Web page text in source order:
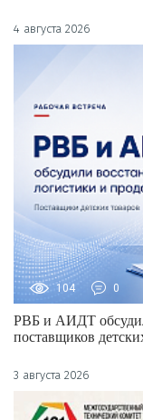
4 августа 2026
104 0
РВБ и АИДТ
поставщиков
3 августа 2026